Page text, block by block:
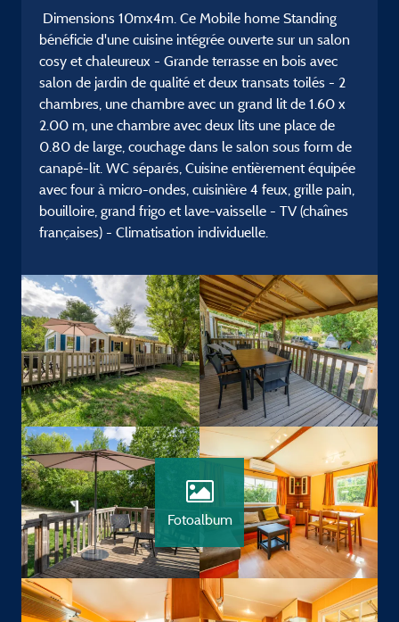
Dimensions 10mx4m. Ce Mobile home Standing
bénéficie d'une cuisine intégrée ouverte sur un salon
cosy et chaleureux - Grande terrasse en bois avec
salon de jardin de qualité et deux transats toilés - 2
chambres, une chambre avec un grand lit de 1.60 x
2.00 m, une chambre avec deux lits une place de
0.80 de large, couchage dans le salon sous form de
canapé-lit. WC séparés, Cuisine entièrement équipée
avec four à micro-ondes, cuisinière 4 feux, grille pain,
bouilloire, grand frigo et lave-vaisselle - TV (chaînes
françaises) - Climatisation individuelle.
Fotoalbum